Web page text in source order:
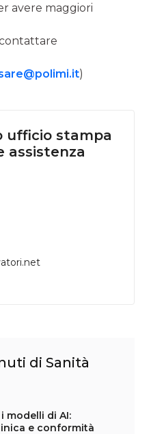
avere maggiori
)
ufficio stampa
assistenza
di Sanità
modelli di AI:
e conformità